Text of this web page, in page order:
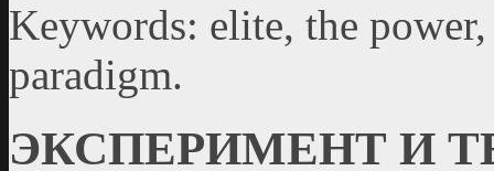
Keywords: elite, the
paradigm.
ЭКСПЕРИМЕНТ И